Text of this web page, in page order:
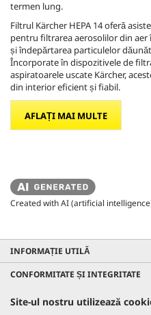
Site-ul nostru utilizează
termen lung.
Filtrul Kärcher HEPA 14 oferă
pentru filtrarea aerosolilor din aer
și îndepărtarea particulelor
Încorporate în dispozitivele de
aspiratoarele uscate Kärcher,
din interior eficient și fiabil.
AFLAȚI MAI MULTE
Created with AI (artificial
INFORMAȚIE UTILĂ
CONFORMITATE ȘI INTEGRITATE
CONTACTE